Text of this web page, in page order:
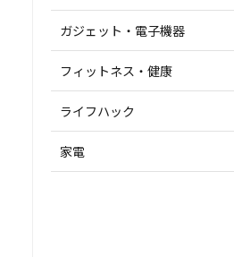
ガジェット・電子機器
フィットネス・健康
ライフハック
家電